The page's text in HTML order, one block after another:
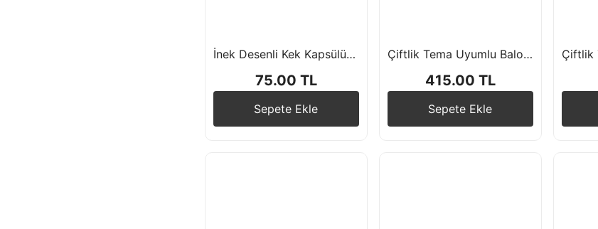
İnek Desenli Kek Kapsülü 15'li
75.00 TL
Sepete Ekle
Çiftlik Tema Uyumlu Balon Zincir Seti
415.00 TL
Sepete Ekle